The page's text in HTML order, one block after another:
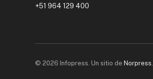
+51 964 129 400
© 2026 Infopress. Un sitio de Norpress